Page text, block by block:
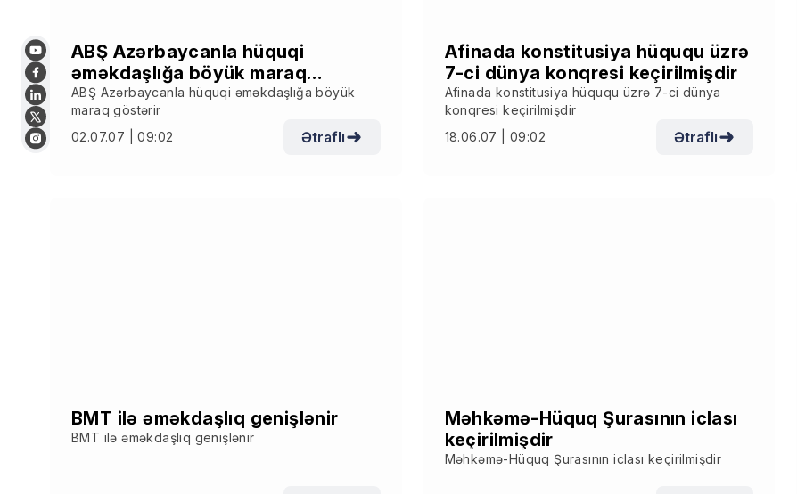
ABŞ Azərbaycanla hüquqi
əməkdaşlığa böyük maraq
göstərir
ABŞ Azərbaycanla hüquqi əməkdaşlığa böyük
maraq göstərir
02.07.07 | 09:02
Ətraflı
Afinada konstitusiya hüququ üzrə
7-ci dünya konqresi keçirilmişdir
Afinada konstitusiya hüququ üzrə 7-ci dünya
konqresi keçirilmişdir
18.06.07 | 09:02
Ətraflı
BMT ilə əməkdaşlıq genişlənir
BMT ilə əməkdaşlıq genişlənir
Məhkəmə-Hüquq Şurasının iclası
keçirilmişdir
Məhkəmə-Hüquq Şurasının iclası keçirilmişdir